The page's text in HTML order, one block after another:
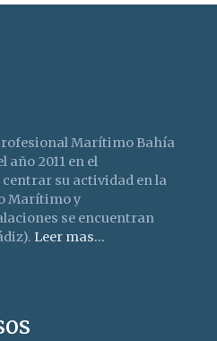
Marítimo Bahía
año 2011 en el
su actividad en la
Marítimo y
se encuentran
Leer mas...